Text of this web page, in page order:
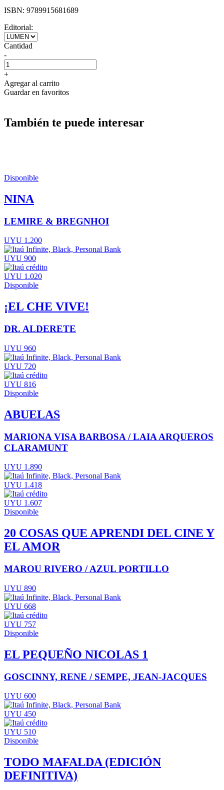
ISBN: 9789915681689
Editorial:
Cantidad
-
+
Agregar al carrito
Guardar en favoritos
También te puede interesar
Disponible
NINA
LEMIRE & BREGNHOI
UYU 1.200
UYU 900
UYU 1.020
Disponible
¡EL CHE VIVE!
DR. ALDERETE
UYU 960
UYU 720
UYU 816
Disponible
ABUELAS
MARIONA VISA BARBOSA / LAIA ARQUEROS
CLARAMUNT
UYU 1.890
UYU 1.418
UYU 1.607
Disponible
20 COSAS QUE APRENDI DEL CINE Y
EL AMOR
MAROU RIVERO / AZUL PORTILLO
UYU 890
UYU 668
UYU 757
Disponible
EL PEQUEÑO NICOLAS 1
GOSCINNY, RENE / SEMPE, JEAN-JACQUES
UYU 600
UYU 450
UYU 510
Disponible
TODO MAFALDA (EDICIÓN
DEFINITIVA)